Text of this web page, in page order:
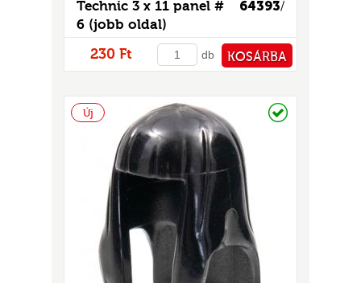
64393/
Technic 3 x 11 panel #
6 (jobb oldal)
230 Ft db KOSÁRBA
Új